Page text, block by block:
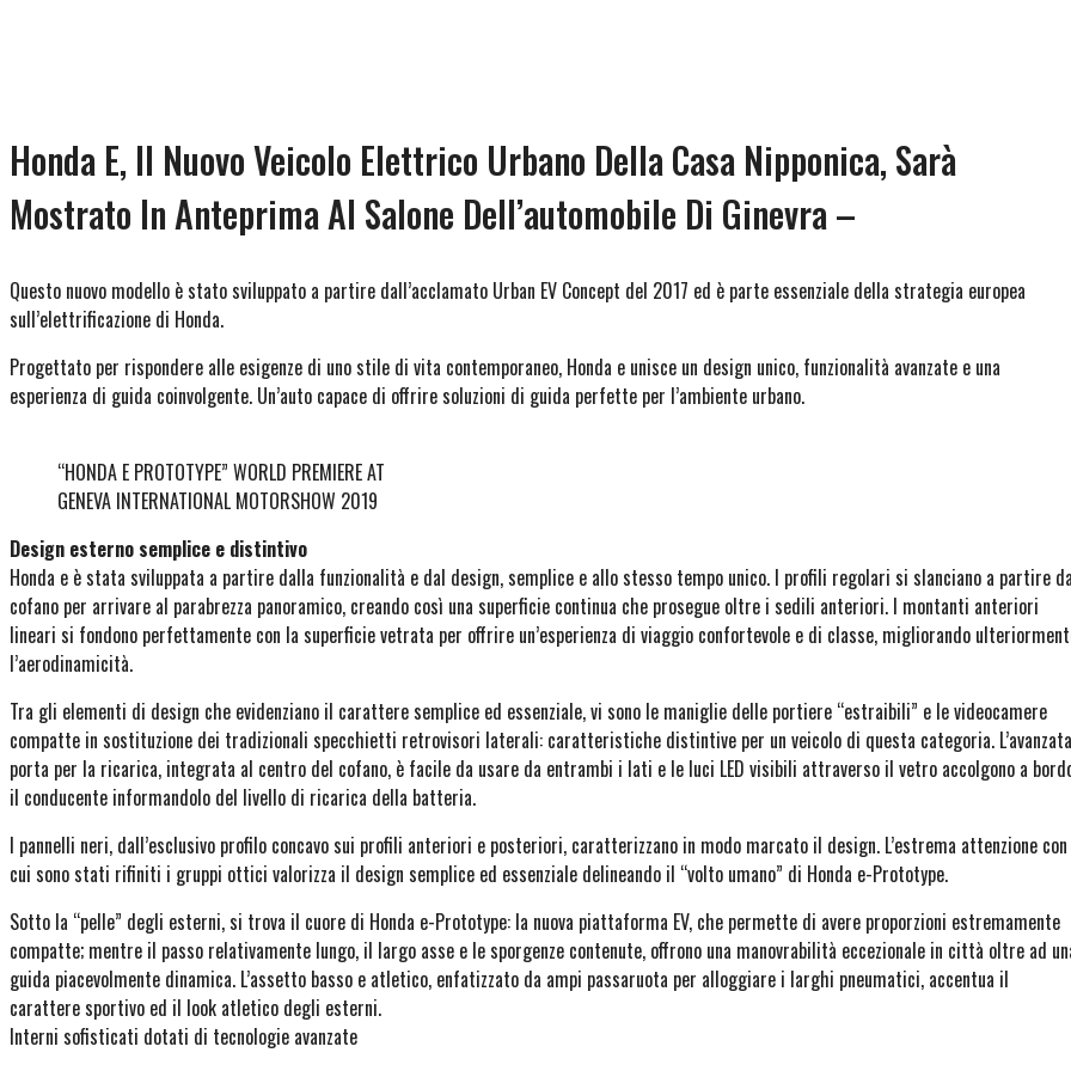
Honda E, Il Nuovo Veicolo Elettrico Urbano Della Casa Nipponica, Sarà
Mostrato In Anteprima Al Salone Dell’automobile Di Ginevra –
Questo nuovo modello è stato sviluppato a partire dall’acclamato Urban EV Concept del 2017 ed è parte essenziale della strategia europea
sull’elettrificazione di Honda.
Progettato per rispondere alle esigenze di uno stile di vita contemporaneo, Honda e unisce un design unico, funzionalità avanzate e una
esperienza di guida coinvolgente. Un’auto capace di offrire soluzioni di guida perfette per l’ambiente urbano.
“HONDA E PROTOTYPE” WORLD PREMIERE AT
GENEVA INTERNATIONAL MOTORSHOW 2019
Design esterno semplice e distintivo
Honda e è stata sviluppata a partire dalla funzionalità e dal design, semplice e allo stesso tempo unico. I profili regolari si slanciano a partire
cofano per arrivare al parabrezza panoramico, creando così una superficie continua che prosegue oltre i sedili anteriori. I montanti anteriori
lineari si fondono perfettamente con la superficie vetrata per offrire un’esperienza di viaggio confortevole e di classe, migliorando
l’aerodinamicità.
Tra gli elementi di design che evidenziano il carattere semplice ed essenziale, vi sono le maniglie delle portiere “estraibili” e le videocamere
compatte in sostituzione dei tradizionali specchietti retrovisori laterali: caratteristiche distintive per un veicolo di questa categoria. L’avanzata
porta per la ricarica, integrata al centro del cofano, è facile da usare da entrambi i lati e le luci LED visibili attraverso il vetro accolgono a
il conducente informandolo del livello di ricarica della batteria.
I pannelli neri, dall’esclusivo profilo concavo sui profili anteriori e posteriori, caratterizzano in modo marcato il design. L’estrema attenzione con
cui sono stati rifiniti i gruppi ottici valorizza il design semplice ed essenziale delineando il “volto umano” di Honda e-Prototype.
Sotto la “pelle” degli esterni, si trova il cuore di Honda e-Prototype: la nuova piattaforma EV, che permette di avere proporzioni estremamente
compatte; mentre il passo relativamente lungo, il largo asse e le sporgenze contenute, offrono una manovrabilità eccezionale in città oltre ad
guida piacevolmente dinamica. L’assetto basso e atletico, enfatizzato da ampi passaruota per alloggiare i larghi pneumatici, accentua il
carattere sportivo ed il look atletico degli esterni.
Interni sofisticati dotati di tecnologie avanzate